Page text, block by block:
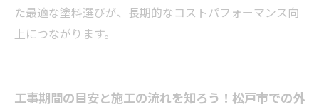
た最適な塗料選びが、長期的なコストパフォーマンス向
上につながります。
工事期間の目安と施工の流れを知ろう！松戸市での外